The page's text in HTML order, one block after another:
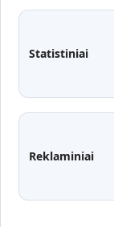
Statistiniai
Reklaminiai
Fakultetai
Moodle
EDINA